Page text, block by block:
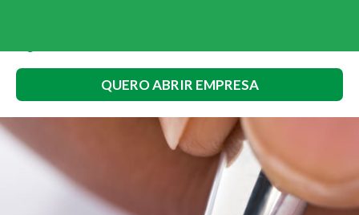
QUERO ABRIR EMPRESA